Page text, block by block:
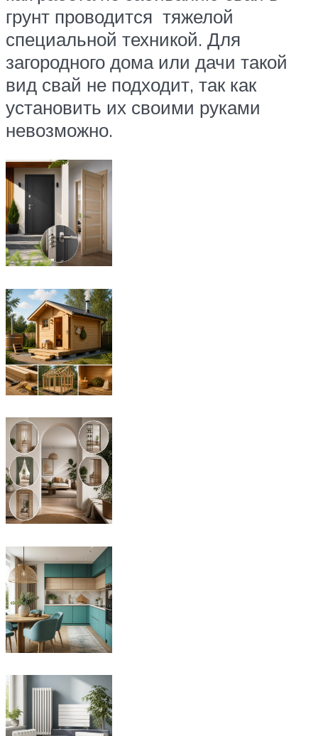
грунт проводится тяжелой
специальной техникой. Для
загородного дома или дачи такой
вид свай не подходит, так как
установить их своими руками
невозможно.